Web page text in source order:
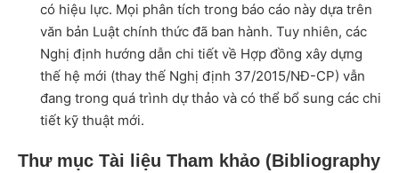
có hiệu lực. Mọi phân tích trong báo cáo này dựa trên
văn bản Luật chính thức đã ban hành. Tuy nhiên, các
Nghị định hướng dẫn chi tiết về Hợp đồng xây dựng
thế hệ mới (thay thế Nghị định 37/2015/NĐ-CP) vẫn
đang trong quá trình dự thảo và có thể bổ sung các chi
tiết kỹ thuật mới.
Thư mục Tài liệu Tham khảo (Bibliography